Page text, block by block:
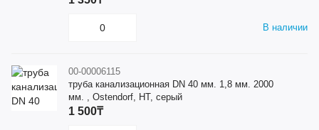
В наличии
00-00006115
труба канализационная DN 40 мм. 1,8 мм. 2000
мм. , Ostendorf, HT, серый
1 500₸